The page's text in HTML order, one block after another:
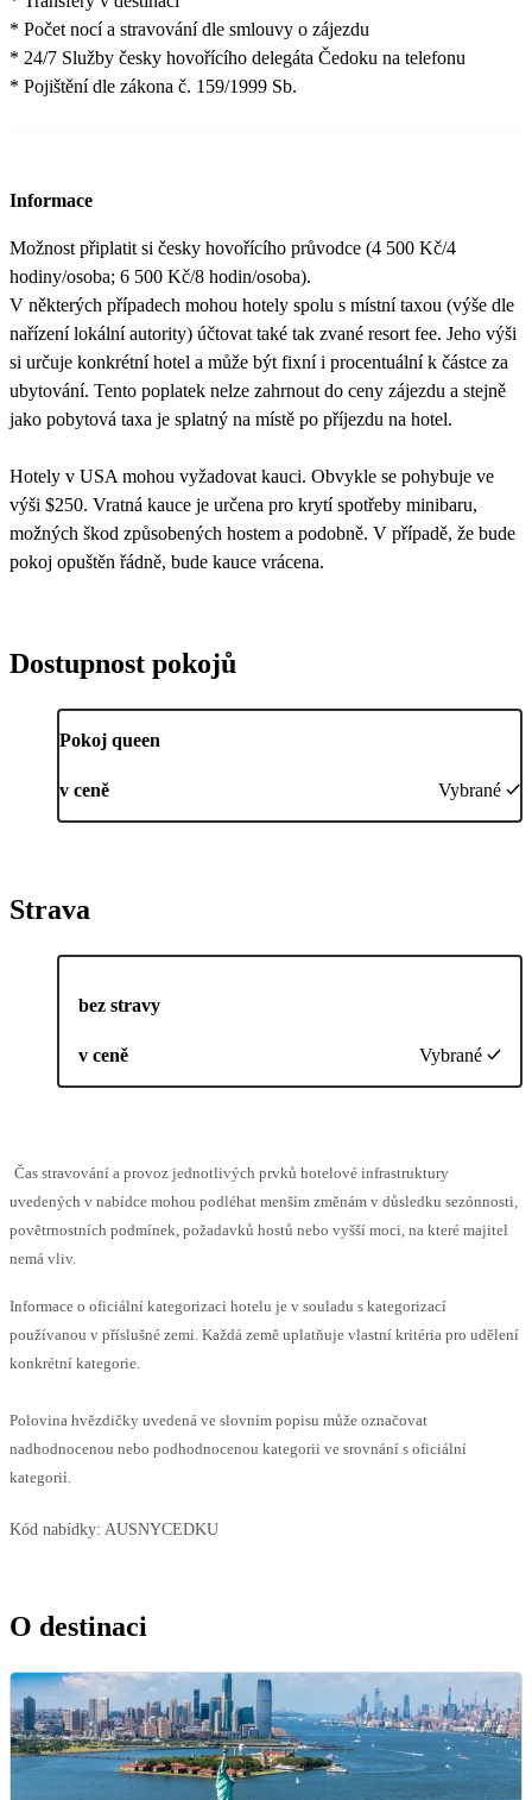
* Počet nocí a stravování dle smlouvy o zájezdu
* 24/7 Služby česky hovořícího delegáta Čedoku na telefonu
* Pojištění dle zákona č. 159/1999 Sb.
Informace
Možnost připlatit si česky hovořícího průvodce (4 500 Kč/4
hodiny/osoba; 6 500 Kč/8 hodin/osoba).
V některých případech mohou hotely spolu s místní taxou (výše dle
nařízení lokální autority) účtovat také tak zvané resort fee. Jeho výši
si určuje konkrétní hotel a může být fixní i procentuální k částce za
ubytování. Tento poplatek nelze zahrnout do ceny zájezdu a stejně
jako pobytová taxa je splatný na místě po příjezdu na hotel.
Hotely v USA mohou vyžadovat kauci. Obvykle se pohybuje ve
výši $250. Vratná kauce je určena pro krytí spotřeby minibaru,
možných škod způsobených hostem a podobně. V případě, že bude
pokoj opuštěn řádně, bude kauce vrácena.
Dostupnost pokojů
Pokoj queen
v ceně Vybrané
Strava
bez stravy
v ceně Vybrané
Čas stravování a provoz jednotlivých prvků hotelové infrastruktury
uvedených v nabídce mohou podléhat menším změnám v důsledku sezónnosti,
povětrnostních podmínek, požadavků hostů nebo vyšší moci, na které majitel
nemá vliv.
Informace o oficiální kategorizaci hotelu je v souladu s kategorizací
používanou v příslušné zemi. Každá země uplatňuje vlastní kritéria pro udělení
konkrétní kategorie.
Polovina hvězdičky uvedená ve slovním popisu může označovat
nadhodnocenou nebo podhodnocenou kategorii ve srovnání s oficiální
kategorií.
Kód nabídky: AUSNYCEDKU
O destinaci